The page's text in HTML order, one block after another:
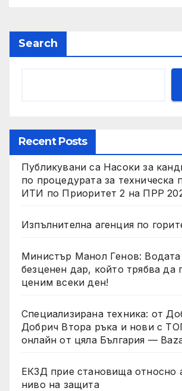
Search
Recent Posts
Публикувани са Насоки за
по процедурата за техническа
ИТИ по Приоритет 2 на ПРР
Изпълнителна агенция по
Министър Манол Генов:
безценен дар, който трябва да
ценим всеки ден!
Специализирана техника: от
Добрич Втора ръка и нови с
онлайн от цяла България —
ЕКЗД прие становища относно
ниво на защита